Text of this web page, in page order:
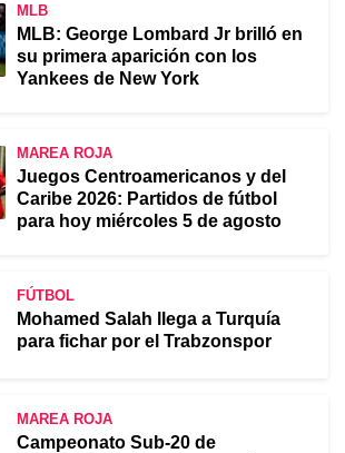
MLB
MLB: George Lombard Jr brilló en
su primera aparición con los
Yankees de New York
MAREA ROJA
Juegos Centroamericanos y del
Caribe 2026: Partidos de fútbol
para hoy miércoles 5 de agosto
FÚTBOL
Mohamed Salah llega a Turquía
para fichar por el Trabzonspor
MAREA ROJA
Campeonato Sub-20 de